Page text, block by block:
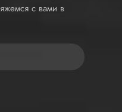
с вами в